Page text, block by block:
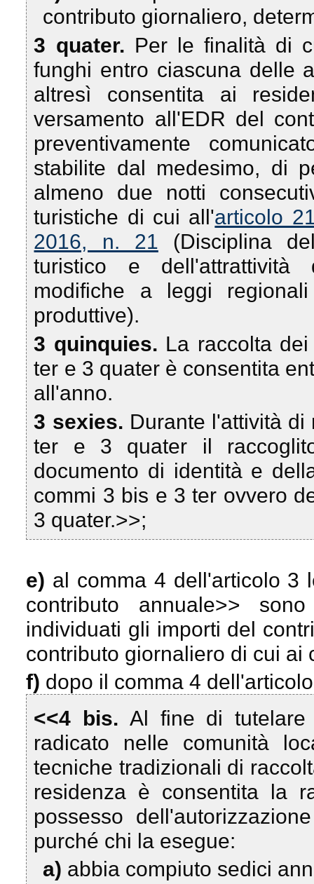
contributo giornaliero,
3 quater. Per le finalità di
funghi entro ciascuna delle
altresì consentita ai
versamento all'EDR del
preventivamente
stabilite dal medesimo, di
almeno due notti
turistiche di cui all'articolo
2016, n. 21 (Disciplina
turistico e dell'attrattività
modifiche a leggi
produttive).
3 quinquies. La raccolta
ter e 3 quater è consentita
all'anno.
3 sexies. Durante l'attività
ter e 3 quater il
documento di identità e
commi 3 bis e 3 ter ovvero
3 quater.>>;
e) al comma 4 dell'articolo 3
contributo annuale>>
individuati gli importi del
contributo giornaliero di cui ai
f) dopo il comma 4
<<4 bis.Al fine di
radicato nelle comunità
tecniche tradizionali di
residenza è consentita la
possesso
purché chi la esegue:
a) abbia compiuto sedici